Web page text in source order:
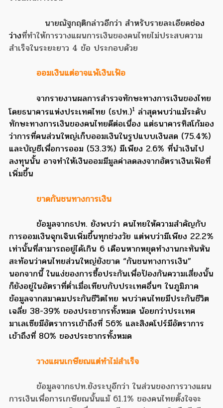
นายณัฐกฤติกล่าวอีกว่า สำหรับรายละเอียดช่อง
ว่างที่ทำให้การวางแผนการเงินของคนไทยไม่ประสบความ
สำเร็จในระยะยาว 4 ข้อ ประกอบด้วย
ออมเงินแต่อาจแพ้เงินเฟ้อ
จากรายงานผลการสำรวจทักษะทางการเงินของไทย
โดยธนาคารแห่งประเทศไทย (ธปท.)1 ล่าสุดพบว่าแม้ระดับ
ทักษะทางการเงินของคนไทยดีต่อเนื่อง แต่ธนาคารทิสโก้มอง
ว่าการที่คนส่วนใหญ่เก็บออมเงินในรูปแบบเงินสด (75.4%)
และบัญชีเพื่อการออม (53.3%) มีเพียง 2.6% ที่นำเงินไป
ลงทุนนั้น อาจทำให้เงินออมมีมูลค่าลดลงจากอัตราเงินเฟ้อที่
เพิ่มขึ้น
ขาดกันชนทางการเงิน
ข้อมูลจากธปท. ยังพบว่า คนไทยให้ความสำคัญกับ
การออมเงินฉุกเฉินเพิ่มขึ้นทุกช่วงวัย แต่พบว่ามีเพียง 22.2%
เท่านั้นที่สามารถอยู่ได้เกิน 6 เดือนหากหยุดทำงานกะทันหัน
สะท้อนว่าคนไทยส่วนใหญ่ยังขาด “กันชนทางการเงิน”
นอกจากนี้ ในแง่ของการซื้อประกันเพื่อป้องกันความเสี่ยงนั้น
ก็ยังอยู่ในอัตราที่ต่ำเมื่อเทียบกับประเทศอื่นๆ ในภูมิภาค
ข้อมูลจากสมาคมประกันชีวิตไทย พบว่าคนไทยมีประกันชีวิต
เฉลี่ย 38-39% ของประชากรทั้งหมด น้อยกว่าประเทศ
มาเลเซียมีอัตราการเข้าถึงที่ 56% และสิงคโปร์มีอัตราการ
เข้าถึงที่ 80% ของประชากรทั้งหมด
วางแผนเกษียณแต่ทำไม่สำเร็จ
ข้อมูลจากธปท.ยังระบุอีกว่า ในส่วนของการวางแผน
การเงินเพื่อการเกษียณนั้นแม้ 61.1% ของคนไทยตั้งใจจะ